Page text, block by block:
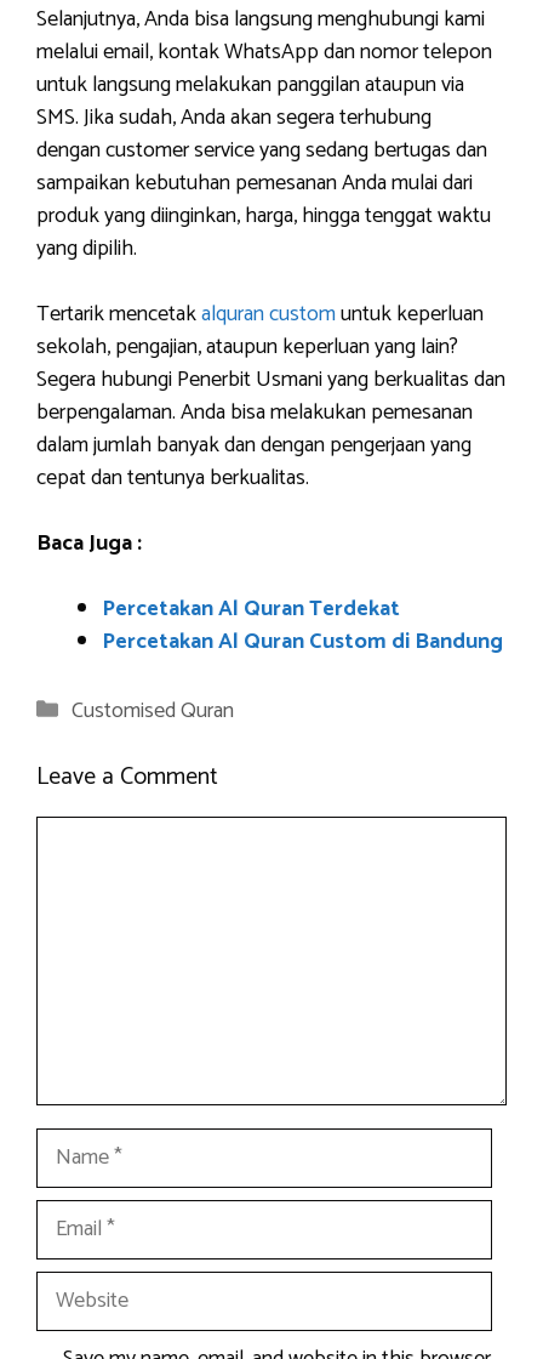
Selanjutnya, Anda bisa langsung menghubungi kami
melalui email, kontak WhatsApp dan nomor telepon
untuk langsung melakukan panggilan ataupun via
SMS. Jika sudah, Anda akan segera terhubung
dengan customer service yang sedang bertugas dan
sampaikan kebutuhan pemesanan Anda mulai dari
produk yang diinginkan, harga, hingga tenggat waktu
yang dipilih.
Tertarik mencetakalquran customuntuk keperluan
sekolah, pengajian, ataupun keperluan yang lain?
Segera hubungi Penerbit Usmani yang berkualitas dan
berpengalaman. Anda bisa melakukan pemesanan
dalam jumlah banyak dan dengan pengerjaan yang
cepat dan tentunya berkualitas.
Baca Juga :
Percetakan Al Quran Terdekat
Percetakan Al Quran Custom di Bandung
Categories
Customised Quran
Leave a Comment
Name
Email
Website